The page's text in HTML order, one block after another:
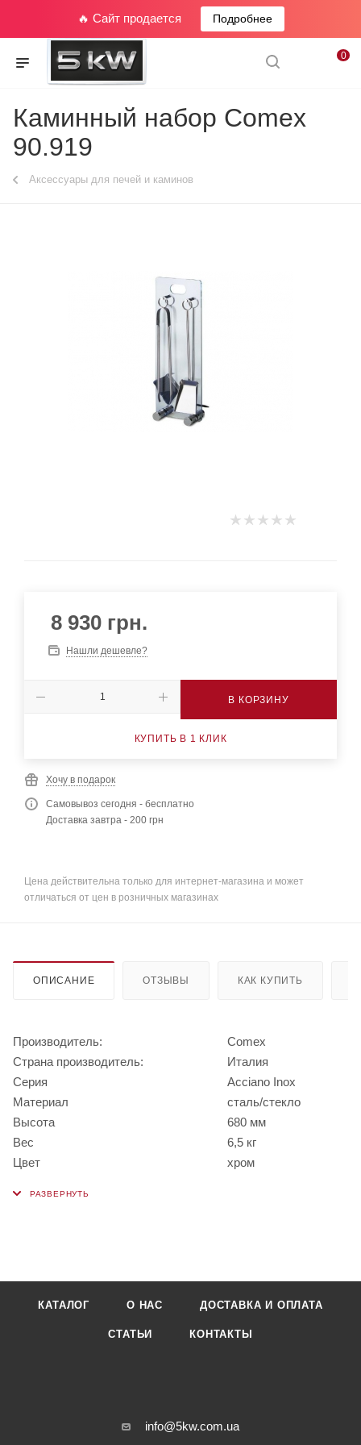
🔥 Сайт продается Подробнее
0
Каминный набор Comex
90.919
Аксессуары для печей и каминов
8 930 грн.
Нашли дешевле?
В КОРЗИНУ
КУПИТЬ В 1 КЛИК
Хочу в подарок
Самовывоз сегодня - бесплатно
Доставка завтра - 200 грн
Цена действительна только для интернет-магазина и может
отличаться от цен в розничных магазинах
ОПИСАНИЕ ОТЗЫВЫ КАК КУПИТЬ
Производитель:
Comex
Страна производитель:
Италия
Серия
Acciano Inox
Материал
сталь/стекло
Высота
680 мм
Вес
6,5 кг
Цвет
хром
КАТАЛОГ О НАС ДОСТАВКА И ОПЛАТА
СТАТЬИ КОНТАКТЫ
info@5kw.com.ua